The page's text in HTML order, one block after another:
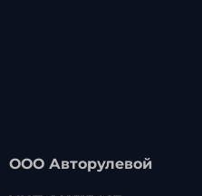
ООО Авторулевой